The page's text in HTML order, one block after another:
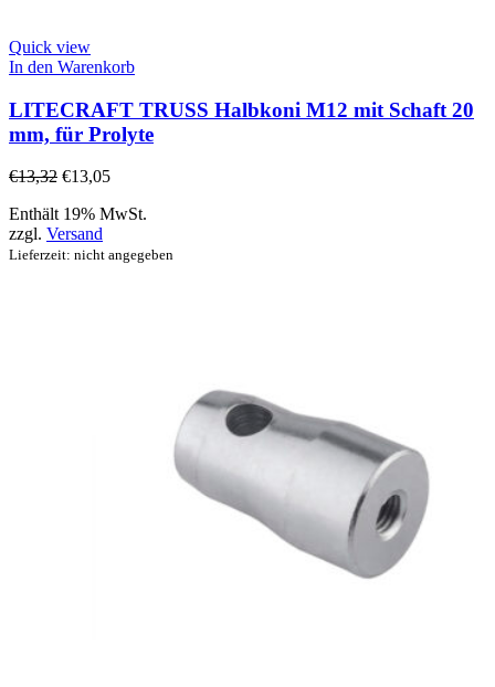
Quick view
In den Warenkorb
LITECRAFT TRUSS Halbkoni M12 mit Schaft 20
mm, für Prolyte
€13,32 €13,05
Enthält 19% MwSt.
zzgl. Versand
Lieferzeit: nicht angegeben